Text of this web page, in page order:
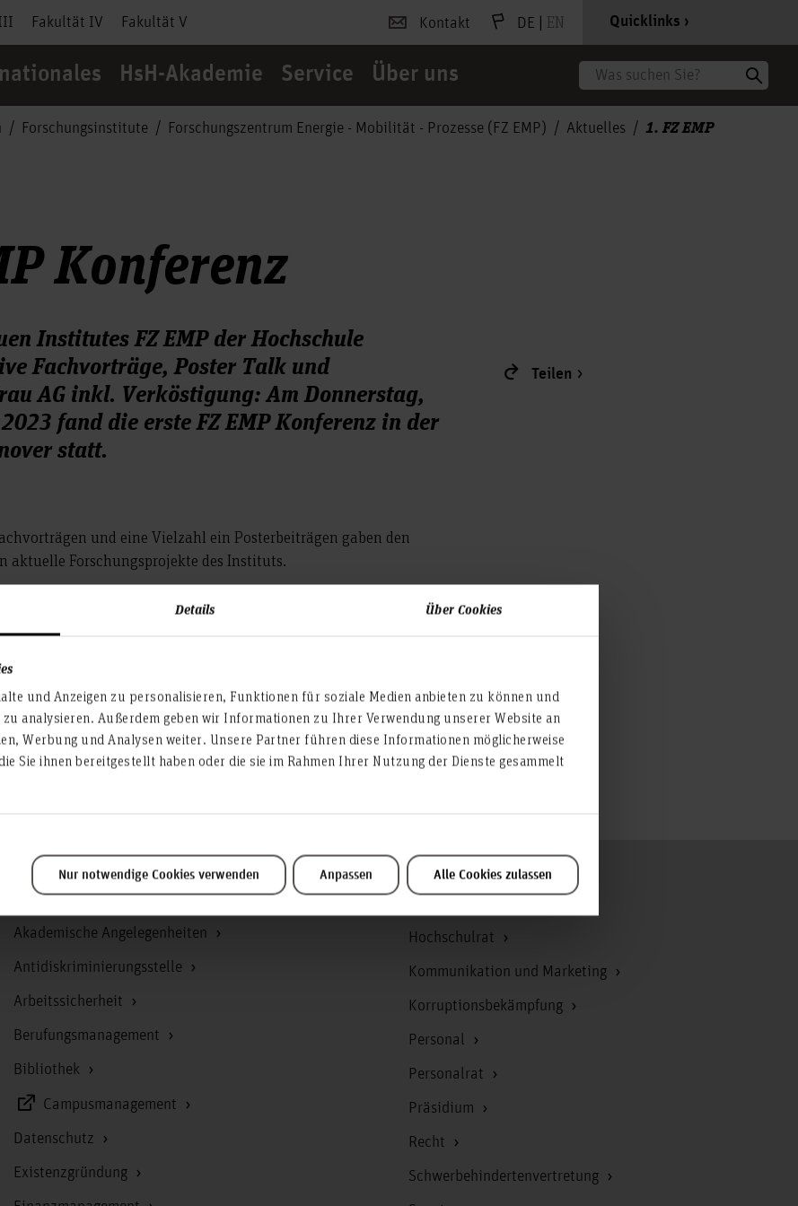
Details Über Cookies
und Anzeigen zu personalisieren, Funktionen für soziale Medien anbieten zu können und
analysieren. Außerdem geben wir Informationen zu Ihrer Verwendung unserer Website an
Werbung und Analysen weiter. Unsere Partner führen diese Informationen möglicherweise
Sie ihnen bereitgestellt haben oder die sie im Rahmen Ihrer Nutzung der Dienste gesammelt
Nur notwendige Cookies verwenden Anpassen Alle Cookies zulassen
Fakultät IV Fakultät V Kontakt DE | EN Quicklinks
HsH-Akademie Service Über uns Suche
Forschungsinstitute Forschungszentrum Energie - Mobilität - Prozesse (FZ EMP) Aktuelles
1. FZ EMP
Konferenz
Institutes FZ EMP der Hochschule
Fachvorträge, Poster Talk und
AG inkl. Verköstigung: Am Donnerstag,
fand die erste FZ EMP Konferenz in der
statt.
und eine Vielzahl ein Posterbeiträgen gaben den
aktuelle Forschungsprojekte des Instituts.
junge StartUp-Unternehmen flexality, vertreten durch den Gründer
Ansätze zur Lastgangoptimierung auf. Wilke und sein Kollege
der Hochschule. In der Pause sorgte die Brau-AG
für eine willkommene Erfrischung.
Teilen
Service & Organisation
Akademische Angelegenheiten
Antidiskriminierungsstelle
Arbeitssicherheit
Berufungsmanagement
Bibliothek
Campusmanagement
Datenschutz
Existenzgründung
Hochschulrat
Kommunikation und Marketing
Korruptionsbekämpfung
Personal
Personalrat
Präsidium
Recht
Schwerbehindertenvertretung